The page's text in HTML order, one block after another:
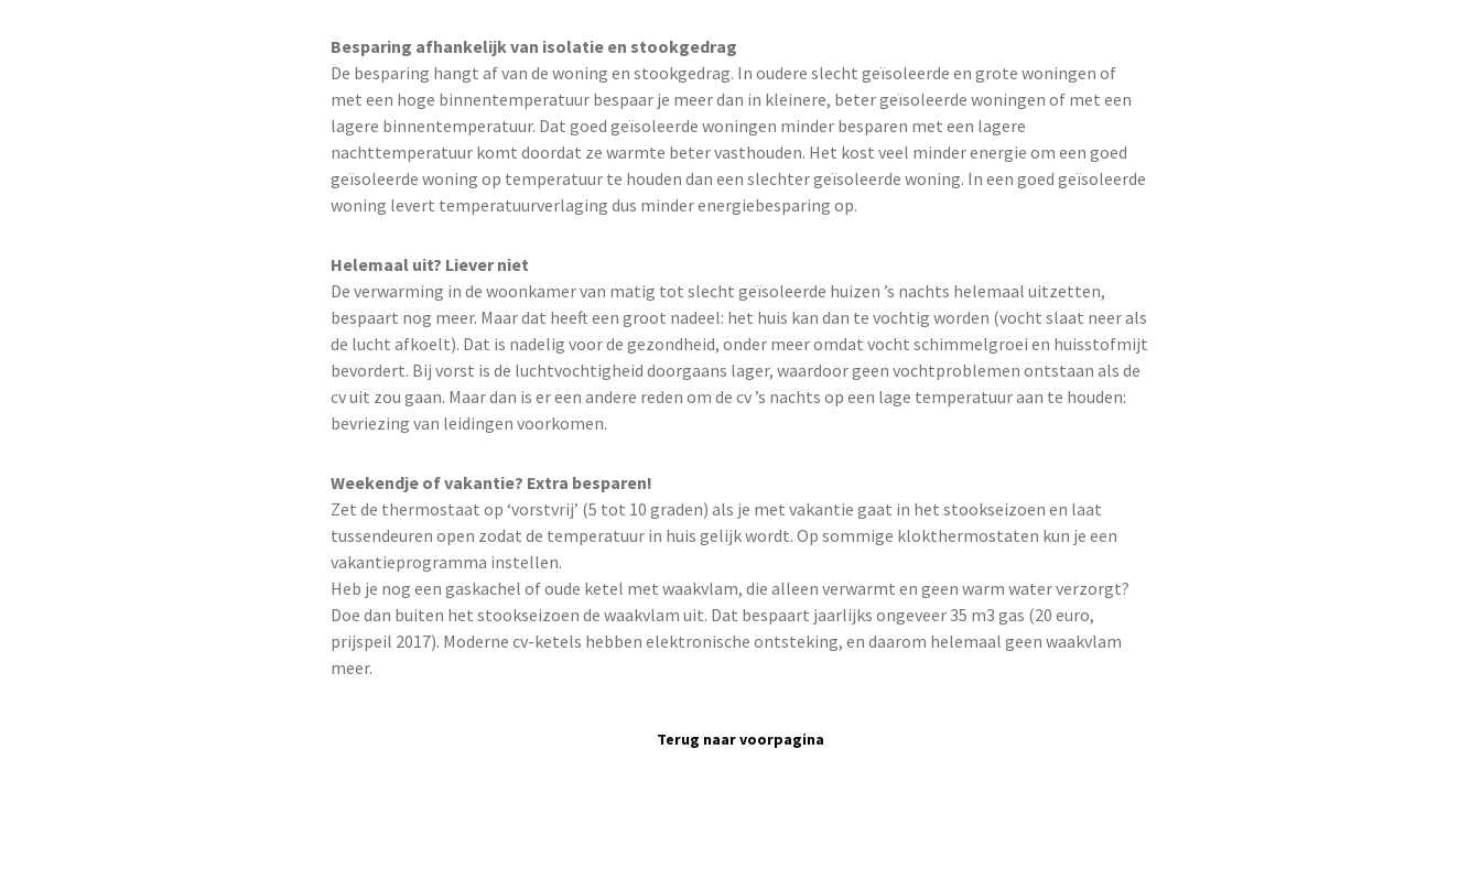
Besparing afhankelijk van isolatie en stookgedrag
De besparing hangt af van de woning en stookgedrag. In oudere slecht geïsoleerde en grote woningen of
met een hoge binnentemperatuur bespaar je meer dan in kleinere, beter geïsoleerde woningen of met een
lagere binnentemperatuur. Dat goed geïsoleerde woningen minder besparen met een lagere
nachttemperatuur komt doordat ze warmte beter vasthouden. Het kost veel minder energie om een goed
geïsoleerde woning op temperatuur te houden dan een slechter geïsoleerde woning. In een goed geïsoleerde
woning levert temperatuurverlaging dus minder energiebesparing op.
Helemaal uit? Liever niet
De verwarming in de woonkamer van matig tot slecht geïsoleerde huizen ’s nachts helemaal uitzetten,
bespaart nog meer. Maar dat heeft een groot nadeel: het huis kan dan te vochtig worden (vocht slaat neer als
de lucht afkoelt). Dat is nadelig voor de gezondheid, onder meer omdat vocht schimmelgroei en huisstofmijt
bevordert. Bij vorst is de luchtvochtigheid doorgaans lager, waardoor geen vochtproblemen ontstaan als de
cv uit zou gaan. Maar dan is er een andere reden om de cv ’s nachts op een lage temperatuur aan te houden:
bevriezing van leidingen voorkomen.
Weekendje of vakantie? Extra besparen!
Zet de thermostaat op ‘vorstvrij’ (5 tot 10 graden) als je met vakantie gaat in het stookseizoen en laat
tussendeuren open zodat de temperatuur in huis gelijk wordt. Op sommige klokthermostaten kun je een
vakantieprogramma instellen.
Heb je nog een gaskachel of oude ketel met waakvlam, die alleen verwarmt en geen warm water verzorgt?
Doe dan buiten het stookseizoen de waakvlam uit. Dat bespaart jaarlijks ongeveer 35 m3 gas (20 euro,
prijspeil 2017). Moderne cv-ketels hebben elektronische ontsteking, en daarom helemaal geen waakvlam
meer.
Terug naar voorpagina